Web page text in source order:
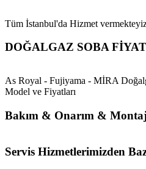
Tüm İstanbul'da Hizmet
DOĞALGAZ SOBA
As Royal - Fujiyama - MİRA
Model ve Fiyatları
Bakım & Onarım & Montaj
Servis Hizmetlerimizden